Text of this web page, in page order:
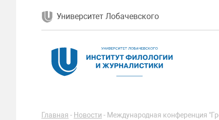
Университет Лобачевского
Главная - Новости - Международная конференция